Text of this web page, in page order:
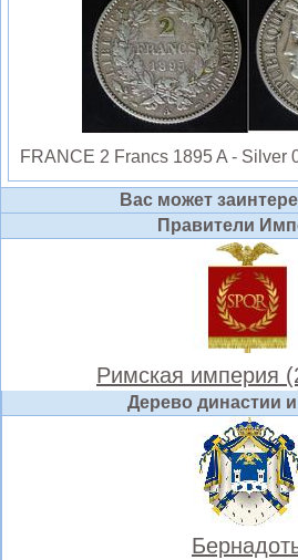
FRANCE 2 Francs 1895 A - Silver
Вас может
Правители
Римская империя
Дерево династии